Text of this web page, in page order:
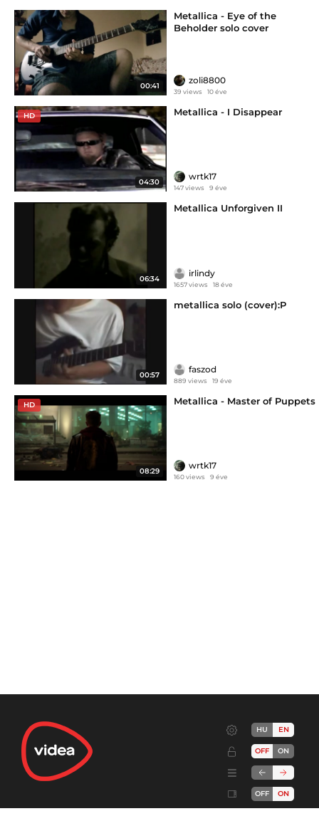
00:41
Metallica - Eye of the
Beholder solo cover
zoli8800
39 views 10 éve
HD
04:30
Metallica - I Disappear
wrtk17
147 views 9 éve
06:34
Metallica Unforgiven II
irlindy
1657 views 18 éve
00:57
metallica solo (cover):P
faszod
889 views 19 éve
HD
08:29
Metallica - Master of Puppets
wrtk17
160 views 9 éve
HU EN
OFF ON
OFF ON